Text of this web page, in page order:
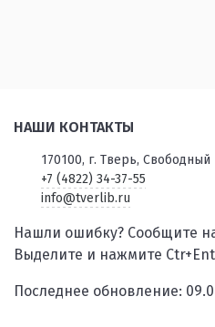
НАШИ КОНТАКТЫ
170100, г. Тверь, Свободный
+7 (4822) 34-37-55
info@tverlib.ru
Нашли ошибку? Сообщите
Выделите и нажмите
Последнее обновление: